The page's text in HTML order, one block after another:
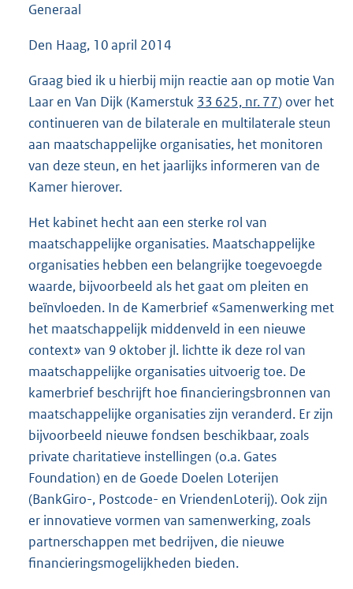
Generaal
Den Haag, 10 april 2014
Graag bied ik u hierbij mijn reactie aan op motie Van
Laar en Van Dijk (Kamerstuk 33 625, nr. 77) over het
continueren van de bilaterale en multilaterale steun
aan maatschappelijke organisaties, het monitoren
van deze steun, en het jaarlijks informeren van de
Kamer hierover.
Het kabinet hecht aan een sterke rol van
maatschappelijke organisaties. Maatschappelijke
organisaties hebben een belangrijke toegevoegde
waarde, bijvoorbeeld als het gaat om pleiten en
beïnvloeden. In de Kamerbrief «Samenwerking met
het maatschappelijk middenveld in een nieuwe
context» van 9 oktober jl. lichtte ik deze rol van
maatschappelijke organisaties uitvoerig toe. De
kamerbrief beschrijft hoe financieringsbronnen van
maatschappelijke organisaties zijn veranderd. Er zijn
bijvoorbeeld nieuwe fondsen beschikbaar, zoals
private charitatieve instellingen (o.a. Gates
Foundation) en de Goede Doelen Loterijen
(BankGiro-, Postcode- en VriendenLoterij). Ook zijn
er innovatieve vormen van samenwerking, zoals
partnerschappen met bedrijven, die nieuwe
financieringsmogelijkheden bieden.